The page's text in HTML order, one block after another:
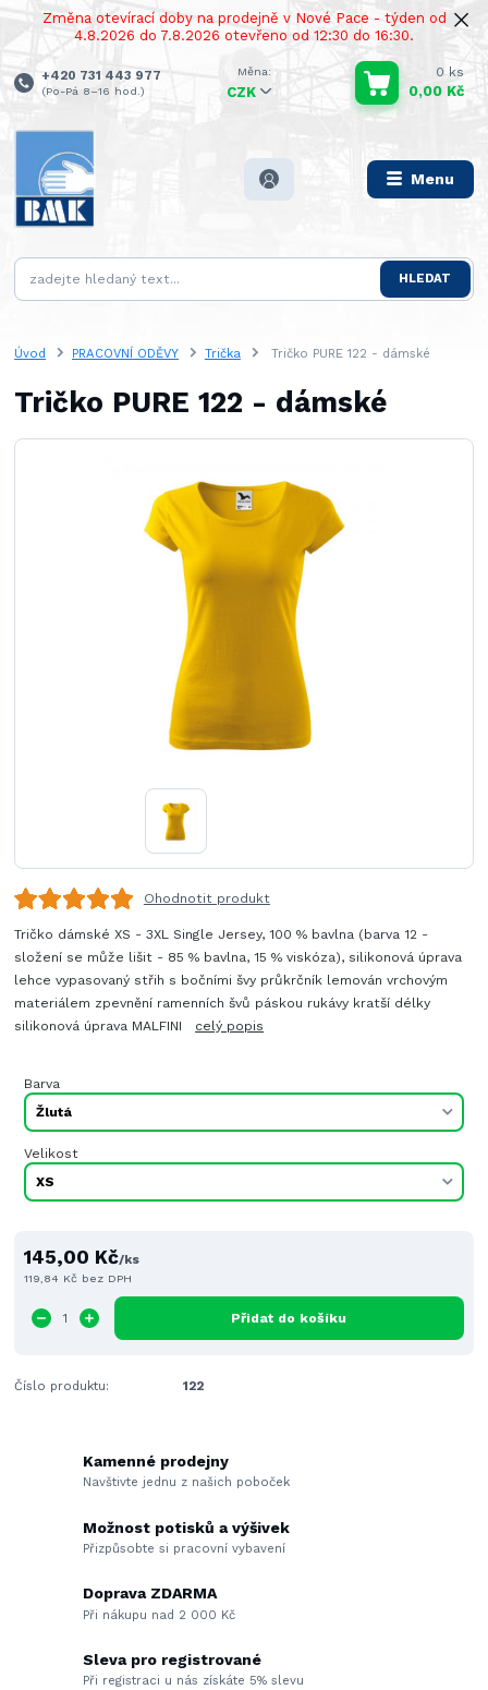
Změna otevírací doby na prodejně v Nové Pace - týden od
4.8.2026 do 7.8.2026 otevřeno od 12:30 do 16:30.
Menu
CZK
HLEDAT
+420 731 443 977
(Po-Pá 8–16 hod.)
0 ks
0,00 Kč
Úvod PRACOVNÍ ODĚVY Trička Tričko PURE 122 - dámské
Tričko PURE 122 - dámské
Ohodnotit produkt
Tričko dámské XS - 3XL Single Jersey, 100 % bavlna (barva 12 -
složení se může lišit - 85 % bavlna, 15 % viskóza), silikonová úprava
lehce vypasovaný střih s bočními švy průkrčník lemován vrchovým
materiálem zpevnění ramenních švů páskou rukávy kratší délky
silikonová úprava MALFINI celý popis
Barva
Velikost
145,00 Kč/ks
119,84 Kč bez DPH
Přidat do košíku
Číslo produktu: 122
Kamenné prodejny
Navštivte jednu z našich poboček
Možnost potisků a výšivek
Přizpůsobte si pracovní vybavení
Doprava ZDARMA
Při nákupu nad 2 000 Kč
Sleva pro registrované
Při registraci u nás získáte 5% slevu